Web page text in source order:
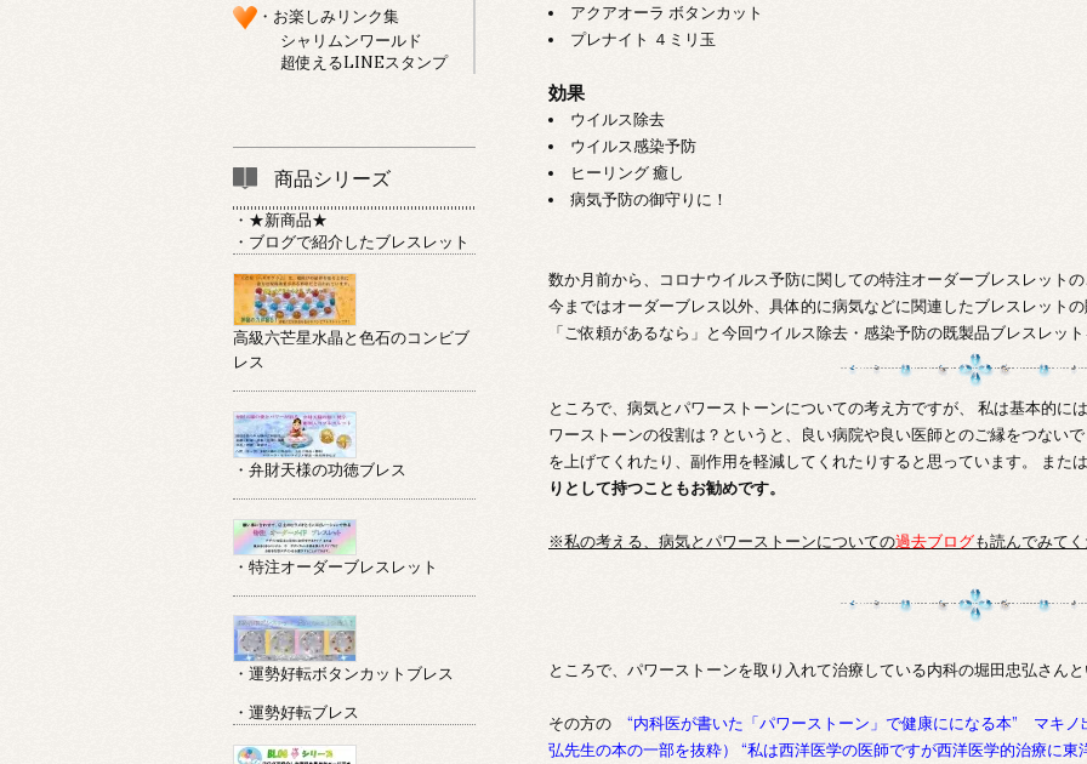
アクアオーラ ボタンカット
プレナイト ４ミリ玉
効果
ウイルス除去
ウイルス感染予防
ヒーリング 癒し
病気予防の御守りに！
数か月前から、コロナウイルス予防に関しての特注オーダーブレスレット
今まではオーダーブレス以外、具体的に病気などに関連したブレスレット
「ご依頼があるなら」と今回ウイルス除去・感染予防の既製品ブレスレッ
ところで、病気とパワーストーンについての考え方ですが、 私は基本的に
ワーストーンの役割は？というと、良い病院や良い医師とのご縁をつない
を上げてくれたり、副作用を軽減してくれたりすると思っています。 また
りとして持つこともお勧めです。
※私の考える、病気とパワーストーンについての過去ブログも読んでみて
ところで、パワーストーンを取り入れて治療している内科の堀田忠弘さん
その方の “内科医が書いた「パワーストーン」で健康にになる本” マキ
弘先生の本の一部を抜粋） “私は西洋医学の医師ですが西洋医学的治療に
・お楽しみリンク集
シャリムンワールド
超使えるLINEスタンプ
商品シリーズ
・★新商品★
・ブログで紹介したブレスレット
高級六芒星水晶と色石のコンビブ
レス
・弁財天様の功徳ブレス
・特注オーダーブレスレット
・運勢好転ボタンカットブレス
・運勢好転ブレス